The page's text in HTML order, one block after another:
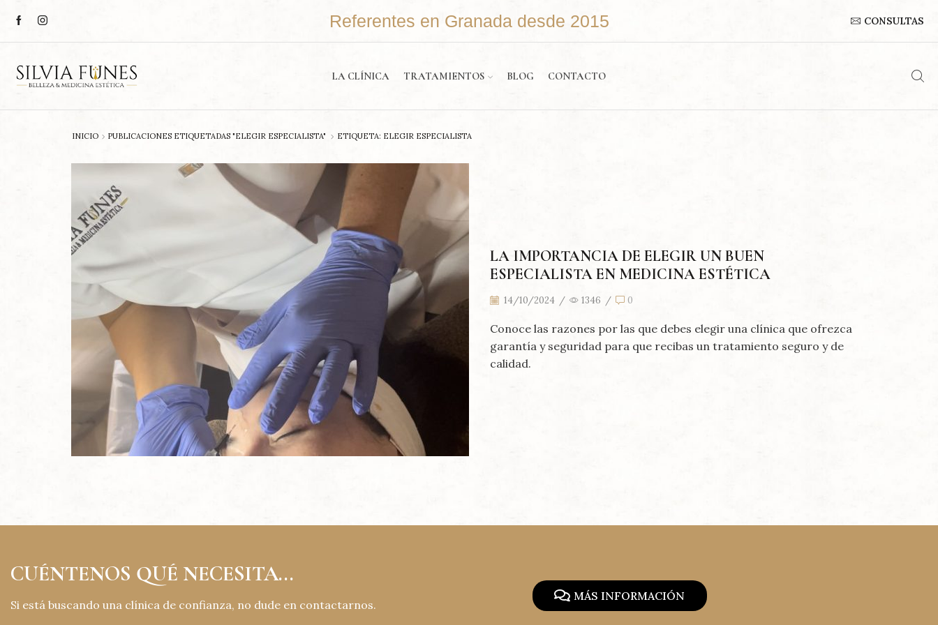
Referentes en Granada desde 2015 CONSULTAS
LA CLÍNICA TRATAMIENTOS BLOG CONTACTO
INICIO PUBLICACIONES ETIQUETADAS "ELEGIR ESPECIALISTA" ETIQUETA: ELEGIR ESPECIALISTA
LA IMPORTANCIA DE ELEGIR UN BUEN
ESPECIALISTA EN MEDICINA ESTÉTICA
14/10/2024 / 1346 / 0
Conoce las razones por las que debes elegir una clínica que ofrezca
garantía y seguridad para que recibas un tratamiento seguro y de
calidad.
CUÉNTENOS QUÉ NECESITA...
Si está buscando una clínica de confianza, no dude en contactarnos.
MÁS INFORMACIÓN